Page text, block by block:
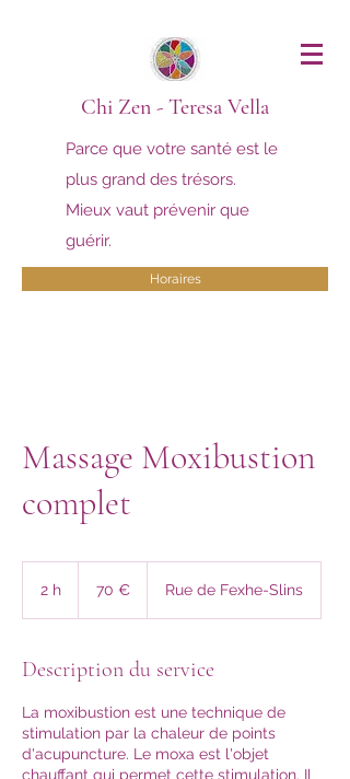
Chi Zen - Teresa Vella
Parce que votre santé est le
plus grand des trésors.
Mieux vaut prévenir que
guérir.
Horaires
Massage Moxibustion
complet
2 h 70 € Rue de Fexhe-Slins
Description du service
La moxibustion est une technique de
stimulation par la chaleur de points
d'acupuncture. Le moxa est l'objet
chauffant qui permet cette stimulation. Il